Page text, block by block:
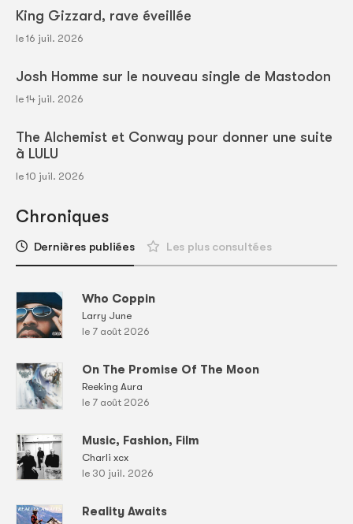
King Gizzard, rave éveillée
le 16 juil. 2026
Josh Homme sur le nouveau single de Mastodon
le 14 juil. 2026
The Alchemist et Conway pour donner une suite
à LULU
le 10 juil. 2026
Chroniques
Dernières publiées Les plus consultées
Who Coppin
Larry June
le 7 août 2026
On The Promise Of The Moon
Reeking Aura
le 7 août 2026
Music, Fashion, Film
Charli xcx
le 30 juil. 2026
Reality Awaits